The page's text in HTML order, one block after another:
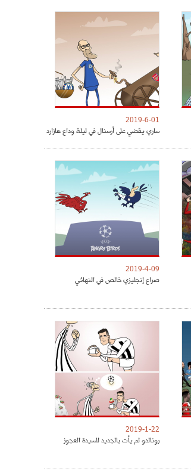
2019-6-01
ساري يقضي على أرسنال في ليلة وداع هازارد
2019-4-09
صراع إنجليزي خالص في النهائي
2019-1-22
رونالدو لم يأت بالجديد للسيدة العجوز